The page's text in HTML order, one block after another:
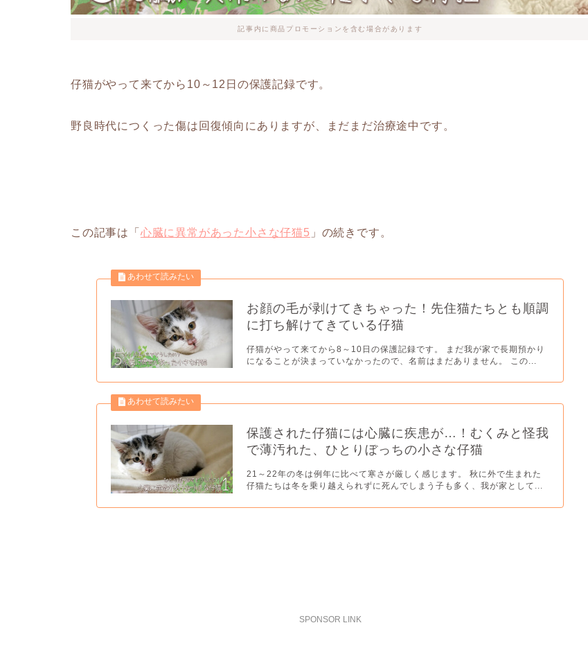
記事内に商品プロモーションを含む場合があります
仔猫がやって来てから10～12日の保護記録です。
野良時代につくった傷は回復傾向にありますが、まだまだ治療途中です。
この記事は「 心臓に異常があった小さな仔猫5 」の続きです。
お顔の毛が剥けてきちゃった！先住猫たちとも順調
に打ち解けてきている仔猫
仔猫がやって来てから8～10日の保護記録です。 まだ我が家で長期預かり
になることが決まっていなかったので、名前はまだありません。 この...
保護された仔猫には心臓に疾患が…！むくみと怪我
で薄汚れた、ひとりぼっちの小さな仔猫
21～22年の冬は例年に比べて寒さが厳しく感じます。 秋に外で生まれた
仔猫たちは冬を乗り越えられずに死んでしまう子も多く、我が家として...
SPONSOR LINK